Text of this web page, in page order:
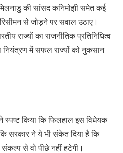
की सांसद कनिमोझी समेत कई
से जोड़ने पर सवाल उठाए।
राज्यों का राजनीतिक प्रतिनिधित्व
में सफल राज्यों को नुकसान
स्पष्ट किया कि फिलहाल इस विधेयक
सरकार ने ये भी संकेत दिया है कि
से वो पीछे नहीं हटेगी।